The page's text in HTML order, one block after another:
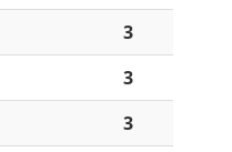
3
3
3